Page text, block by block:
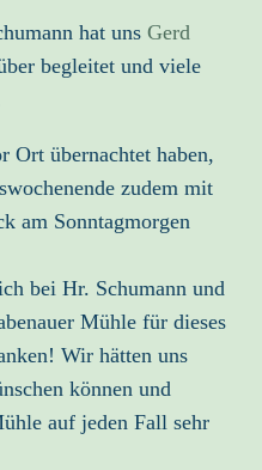
hat uns Gerd
begleitet und viele
Ort übernachtet haben,
zudem mit
am Sonntagmorgen
bei Hr. Schumann und
Mühle für dieses
Wir hätten uns
können und
auf jeden Fall sehr